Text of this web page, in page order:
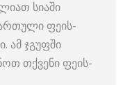
სიაში
ფეის-
ამ ჯგუფში
თქვენი ფეის-